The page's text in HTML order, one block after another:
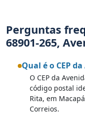
Perguntas
68901-265,
Qual é o CEP
O CEP da
código postal
Rita, em
Correios.